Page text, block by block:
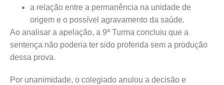
a relação entre a permanência na unidade de
origem e o possível agravamento da saúde.
Ao analisar a apelação, a 9ª Turma concluiu que a
sentença não poderia ter sido proferida sem a produção
dessa prova.
Por unanimidade, o colegiado anulou a decisão e